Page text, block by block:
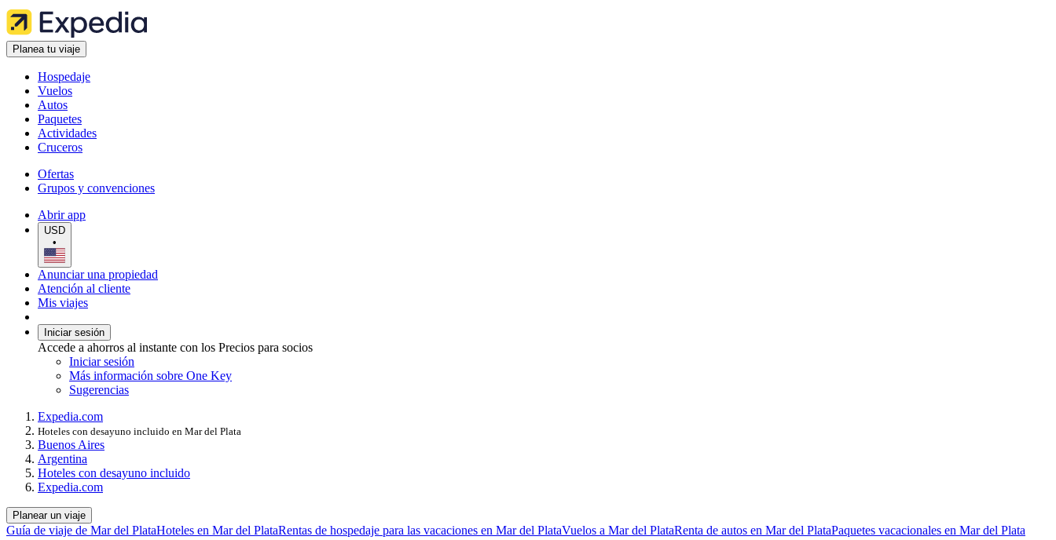
Planea tu viaje
Hospedaje
Vuelos
Autos
Paquetes
Actividades
Cruceros
Ofertas
Grupos y convenciones
Abrir app
USD
•
Anunciar una propiedad
Atención al cliente
Mis viajes
Iniciar sesión
Accede a ahorros al instante con los Precios para socios
Iniciar sesión
Más información sobre One Key
Sugerencias
Expedia.com
Hoteles con desayuno incluido en Mar del Plata
Buenos Aires
Argentina
Hoteles con desayuno incluido
Expedia.com
Planear un viaje
Guía de viaje de Mar del PlataHoteles en Mar del PlataRentas de hospedaje para las vacaciones en Mar del PlataVuelos a Mar del PlataRenta de autos en Mar del PlataPaquetes vacacionales en Mar del Plata